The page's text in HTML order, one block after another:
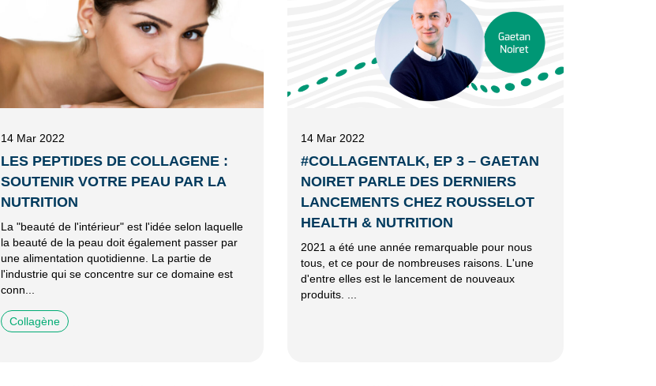
14 Mar 2022
LES PEPTIDES DE COLLAGENE :
SOUTENIR VOTRE PEAU PAR LA
NUTRITION
La "beauté de l'intérieur" est l'idée selon laquelle
la beauté de la peau doit également passer par
une alimentation quotidienne. La partie de
l'industrie qui se concentre sur ce domaine est
conn...
Collagène
14 Mar 2022
#COLLAGENTALK, EP 3 – GAETAN
NOIRET PARLE DES DERNIERS
LANCEMENTS CHEZ ROUSSELOT
HEALTH & NUTRITION
2021 a été une année remarquable pour nous
tous, et ce pour de nombreuses raisons. L'une
d'entre elles est le lancement de nouveaux
produits. ...